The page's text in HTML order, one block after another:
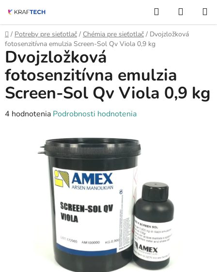
obsah
Hľadať
KOŠÍK
Domov
/ Potreby pre sieťotlač / Chémia pre sieťotlač / Dvojzložková
fotosenzitívna emulzia Screen-Sol Qv Viola 0,9 kg
Dvojzložková
fotosenzitívna emulzia
Screen-Sol Qv Viola 0,9 kg
Priemerné
4 hodnotenia Podrobnosti hodnotenia